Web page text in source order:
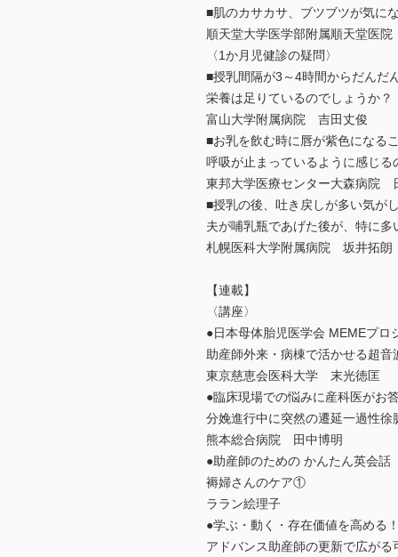
■肌のカサカサ、ブツブツが気に
順天堂大学医学部附属順天堂医
〈1か月児健診の疑問〉
■授乳間隔が3～4時間からだんだ
栄養は足りているのでしょうか？
富山大学附属病院 吉田丈俊
■お乳を飲む時に唇が紫色になる
呼吸が止まっているように感じ
東邦大学医療センター大森病院
■授乳の後、吐き戻しが多い気が
夫が哺乳瓶であげた後が、特に多
札幌医科大学附属病院 坂井拓朗
【連載】
〈講座〉
●日本母体胎児医学会 MEMEプ
助産師外来・病棟で活かせる超
東京慈恵会医科大学 末光徳匡
●臨床現場での悩みに産科医がお
分娩進行中に突然の遷延一過性
熊本総合病院 田中博明
●助産師のための かんたん英会話
褥婦さんのケア①
ララン絵理子
●学ぶ・動く・存在価値を高める
アドバンス助産師の更新で広が